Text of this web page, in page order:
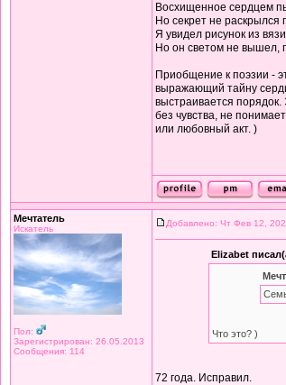
Восхищенное сердцем
Но секрет не раскрылся
Я увидел рисунок из
Но он светом не вышел,
Приобщение к поэзии -
выражающий тайну
выстраивается порядок.
без чувства, не
или любовный акт. )
Мечтатель
Искатель
Пол:
Зарегистрирован: 26.05.2013
Сообщения: 114
Добавлено: Чт Фев 12,
Elizabet
Что это? )
72 года. Исправил.